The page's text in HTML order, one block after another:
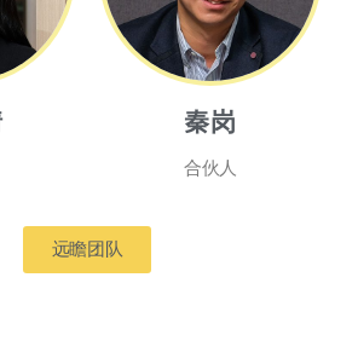
秦岗
合伙人
远瞻团队